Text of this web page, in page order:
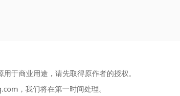
于商业用途，请先取得原作者的授权。
，我们将在第一时间处理。